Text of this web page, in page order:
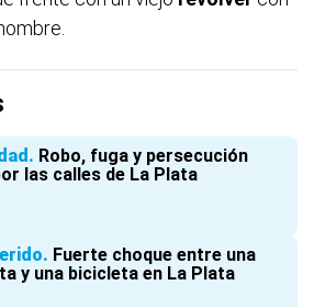
Robo, fuga y persecución
las calles de La Plata
Fuerte choque entre una
y una bicicleta en La Plata